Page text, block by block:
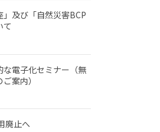
」及び「自然災害BCP
て
電子化セミナー（無
案内）
廃止へ